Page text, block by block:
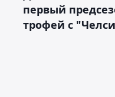
первый
трофей с